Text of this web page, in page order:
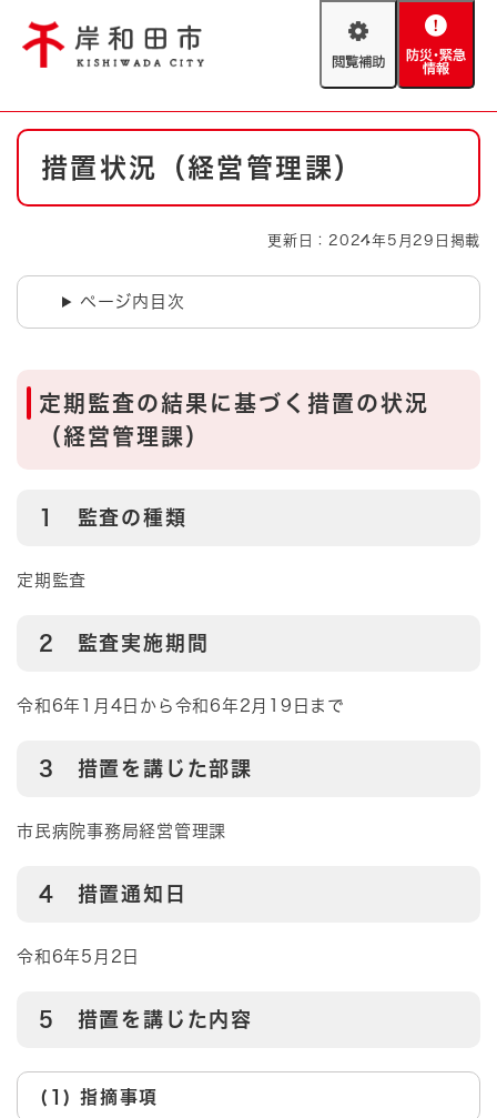
閲
助
防
緊
やさしい日本語
背景色変更 白 黒 青
とじる
防災・緊急情報 救急・消防
ハザードマップ AED設置箇所
本
措置状況（経営管理課）
更新日：2024年5月29日掲載
ページ内目次
定期監査の結果に基づく措置の状況
（経営管理課）
1 監査の種類
定期監査
2 監査実施期間
令和6年1月4日から令和6年2月19日まで
3 措置を講じた部課
市民病院事務局経営管理課
4 措置通知日
令和6年5月2日
5 措置を講じた内容
(1) 指摘事項